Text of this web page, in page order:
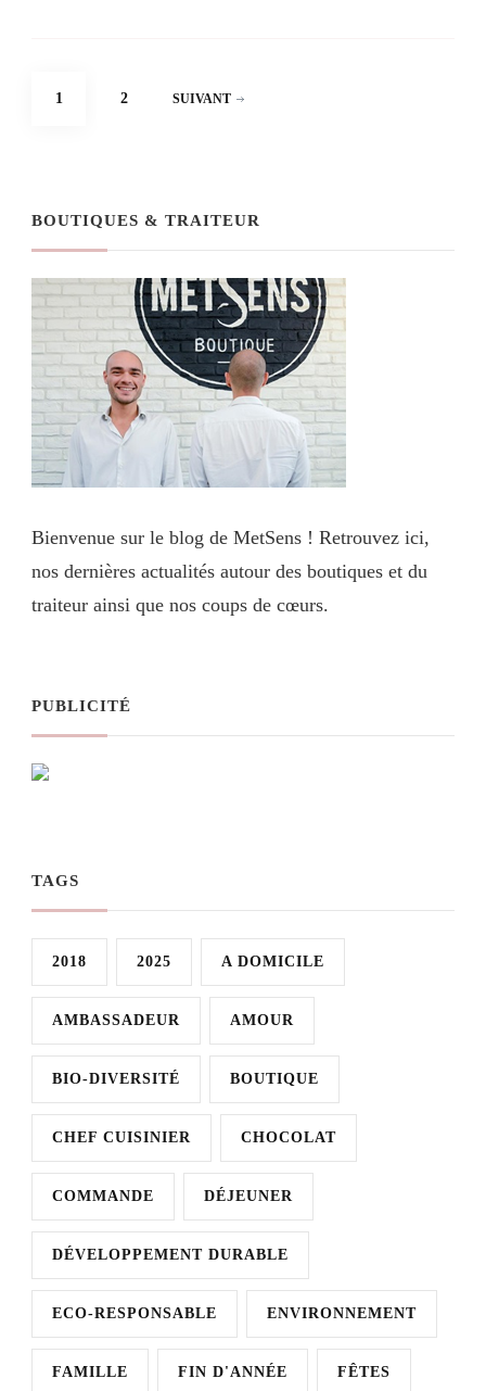
Navigation
PAGE
1 PAGE
2 SUIVANT
BOUTIQUES & TRAITEUR
Bienvenue sur le blog de MetSens ! Retrouvez ici,
nos dernières actualités autour des boutiques et du
traiteur ainsi que nos coups de cœurs.
PUBLICITÉ
TAGS
2018 2025 A DOMICILE
AMBASSADEUR AMOUR
BIO-DIVERSITÉ BOUTIQUE
CHEF CUISINIER CHOCOLAT
COMMANDE DÉJEUNER
DÉVELOPPEMENT DURABLE
ECO-RESPONSABLE ENVIRONNEMENT
FAMILLE FIN D'ANNÉE FÊTES